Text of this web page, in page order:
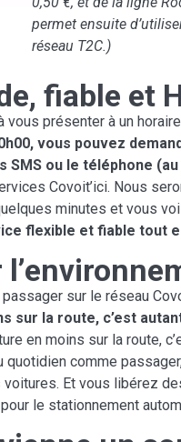
permet ensuite
réseau T2C.)
fiable et
vous présenter à un
vous pouvez
ou le téléphone (au
Covoit’ici. Nous
minutes et vous
flexible et fiable tout
sur le réseau
sur la route, c’est
en moins sur la route,
comme
Et vous libérez
le stationnement